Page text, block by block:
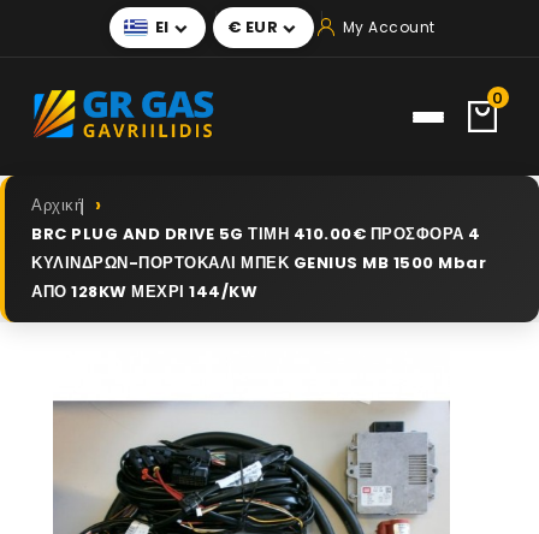
El  € EUR  My Account
0
Αρχική
BRC PLUG AND DRIVE 5G ΤΙΜΗ 410.00€ ΠΡΟΣΦΟΡΑ 4
ΚΥΛΙΝΔΡΩΝ-ΠΟΡΤΟΚΑΛΙ ΜΠΕΚ GENIUS MB 1500 Mbar
ΑΠΟ 128KW ΜΕΧΡΙ 144/KW